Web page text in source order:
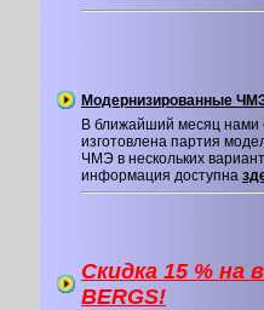
Модернизированные
В ближайший месяц нами
изготовлена партия
ЧМЭ в нескольких
информация доступна
Скидка 15 % на
BERGS!